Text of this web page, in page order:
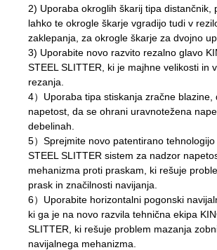
2) Uporaba okroglih škarij tipa distančnik,
lahko te okrogle škarje vgradijo tudi v
zaklepanja, za okrogle škarje za dvojno
3) Uporabite novo razvito rezalno glavo
STEEL SLITTER, ki je majhne velikosti in
rezanja.
4）Uporaba tipa stiskanja zračne blazine,
napetost, da se ohrani uravnotežena
debelinah.
5）Sprejmite novo patentirano tehnologijo
STEEL SLITTER sistem za nadzor
mehanizma proti praskam, ki rešuje
prask in značilnosti navijanja.
6）Uporabite horizontalni pogonski
ki ga je na novo razvila tehnična ekipa
SLITTER, ki rešuje problem mazanja
navijalnega mehanizma.